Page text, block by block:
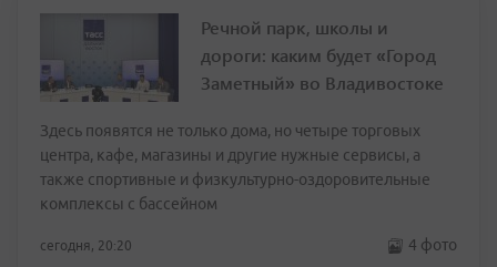
Речной парк, школы и
дороги: каким будет «Город
Заметный» во Владивостоке
Здесь появятся не только дома, но четыре торговых
центра, кафе, магазины и другие нужные сервисы, а
также спортивные и физкультурно-оздоровительные
комплексы с бассейном
сегодня, 20:20 4 фото